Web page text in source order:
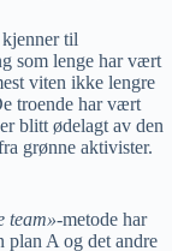
til
som lenge har vært
viten ikke lengre
troende har vært
blitt ødelagt av den
grønne aktivister.
team»-metode har
plan A og det andre